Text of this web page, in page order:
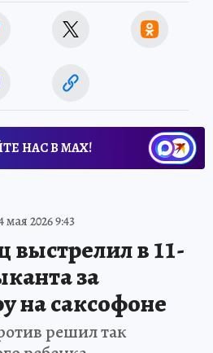
НАС В МАХ!
мая 2026 9:43
в 11-
за
на саксофоне
решил так